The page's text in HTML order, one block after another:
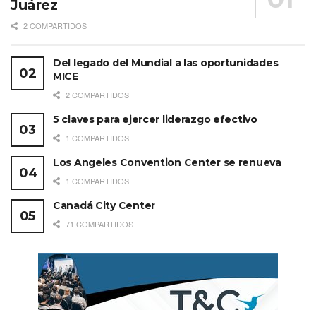
Juárez
2 COMPARTIDOS
Del legado del Mundial a las oportunidades
MICE
2 COMPARTIDOS
5 claves para ejercer liderazgo efectivo
1 COMPARTIDOS
Los Angeles Convention Center se renueva
1 COMPARTIDOS
Canadá City Center
71 COMPARTIDOS